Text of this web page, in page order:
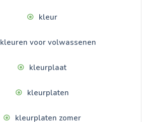
kleur
kleuren voor volwassenen
kleurplaat
kleurplaten
kleurplaten zomer